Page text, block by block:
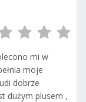
mi w
moje
dobrze
dużym plusem ,